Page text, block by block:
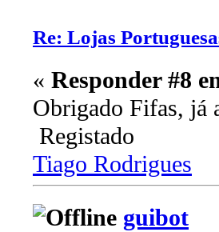
Re: Lojas
« Responder #8
Obrigado Fifas,
Registado
Tiago Rodrigues
guibot